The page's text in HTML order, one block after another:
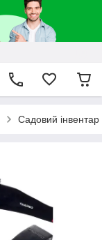
Садовий інвентар